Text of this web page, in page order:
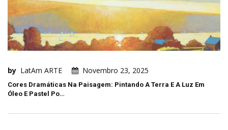
by LatAm ARTE Novembro 23, 2025
Cores Dramáticas Na Paisagem: Pintando A Terra E A Luz Em
Óleo E Pastel Po…